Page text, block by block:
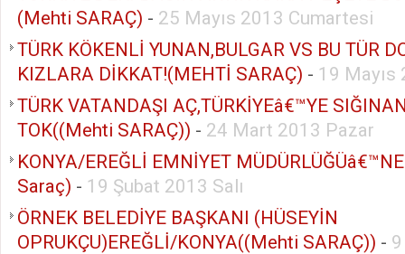
(Mehti SARAÇ) - 25 Mayıs 2013 Cumartesi
TÜRK KÖKENLİ YUNAN,BULGAR VS BU TÜR
KIZLARA DİKKAT!(MEHTİ SARAÇ) - 19 Mayıs
TÜRK VATANDAŞI AÇ,TÜRKİYEâ€™YE
TOK((Mehti SARAÇ)) - 24 Mart 2013 Pazar
KONYA/EREĞLİ EMNİYET
Saraç) - 19 Şubat 2013 Salı
ÖRNEK BELEDİYE BAŞKANI (HÜSEYİN
OPRUKÇU)EREĞLİ/KONYA((Mehti SARAÇ)) -